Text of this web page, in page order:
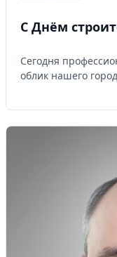
С Днём
Сегодня
облик нашего